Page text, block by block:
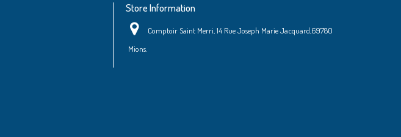
Store Information
Comptoir Saint Merri, 14 Rue Joseph Marie Jacquard,69780
Mions.